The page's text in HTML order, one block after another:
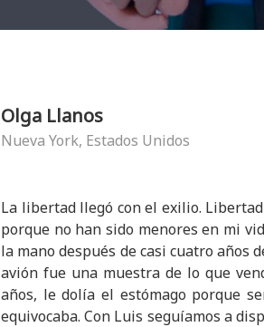
Olga Llanos
Nueva York, Estados Unidos
La libertad llegó con el exilio.
porque no han sido menores en mi
la mano después de casi cuatro años
avión fue una muestra de lo que
años, le dolía el estómago porque
equivocaba. Con Luis seguíamos a